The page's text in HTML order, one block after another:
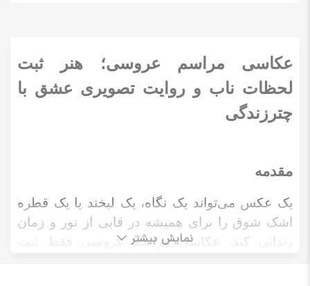
عکاسی مراسم عروسی؛ هنر ثبت
لحظات ناب و روایت تصویری عشق با
چترزندگی
مقدمه
یک عکس می‌تواند یک نگاه، یک لبخند یا یک قطره
اشک شوق را برای همیشه در قابی از نور و زمان
زندانی کند. عکاسی مراسم عروسی فقط ثبت
نمایش بیشتر